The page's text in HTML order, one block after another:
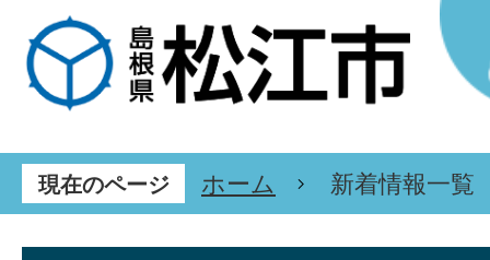
現在のページ ホーム 新着情報一覧